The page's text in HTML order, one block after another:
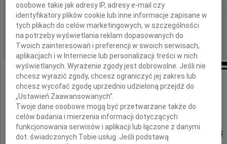
IMIĘ I NAZWISKO:
REGION: Gdańsk
DATA EMISJI: 17.06.2025
Naszej Koleżance
Pani Doktor
Małgorzacie Krzyżanowskiej
osobowe takie jak adresy IP, adresy e-mail czy
identyfikatory plików cookie lub inne informacje zapisane w
tych plikach do celów marketingowych, w szczególności
na potrzeby wyświetlania reklam dopasowanych do
Twoich zainteresowań i preferencji w swoich serwisach,
aplikacjach i w Internecie lub personalizacji treści w nich
wyświetlanych. Wyrażenie zgody jest dobrowolne. Jeśli nie
chcesz wyrazić zgody, chcesz ograniczyć jej zakres lub
chcesz wycofać zgodę uprzednio udzieloną przejdź do
„Ustawień Zaawansowanych”.
Twoje dane osobowe mogą być przetwarzane także do
celów badania i mierzenia informacji dotyczących
funkcjonowania serwisów i aplikacji lub łączone z danymi
dot. świadczonych Tobie usług. Jeśli podstawą